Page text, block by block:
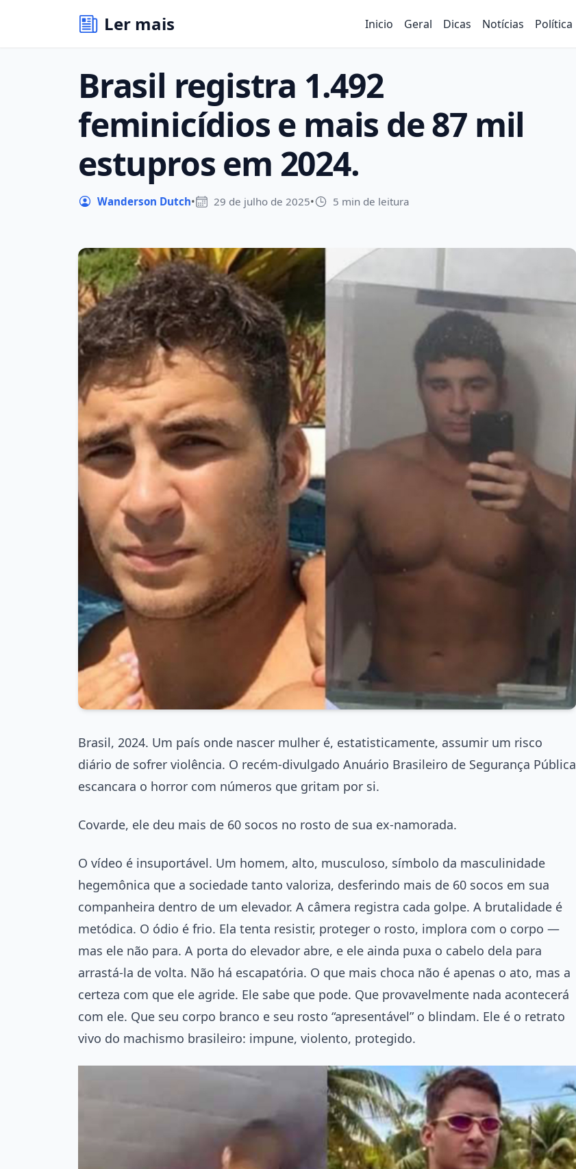
Ler mais Inicio Geral Dicas Notícias Política
Brasil registra 1.492
feminicídios e mais de 87 mil
estupros em 2024.
Wanderson Dutch• 29 de julho de 2025• 5 min de leitura
Brasil, 2024. Um país onde nascer mulher é, estatisticamente, assumir um risco
diário de sofrer violência. O recém-divulgado Anuário Brasileiro de Segurança Pública
escancara o horror com números que gritam por si.
Covarde, ele deu mais de 60 socos no rosto de sua ex-namorada.
O vídeo é insuportável. Um homem, alto, musculoso, símbolo da masculinidade
hegemônica que a sociedade tanto valoriza, desferindo mais de 60 socos em sua
companheira dentro de um elevador. A câmera registra cada golpe. A brutalidade é
metódica. O ódio é frio. Ela tenta resistir, proteger o rosto, implora com o corpo —
mas ele não para. A porta do elevador abre, e ele ainda puxa o cabelo dela para
arrastá-la de volta. Não há escapatória. O que mais choca não é apenas o ato, mas a
certeza com que ele agride. Ele sabe que pode. Que provavelmente nada acontecerá
com ele. Que seu corpo branco e seu rosto “apresentável” o blindam. Ele é o retrato
vivo do machismo brasileiro: impune, violento, protegido.